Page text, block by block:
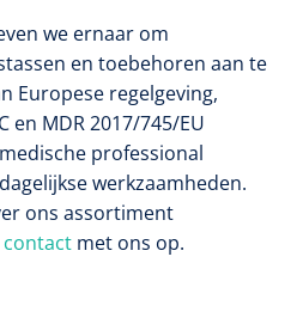
we ernaar om
en toebehoren aan te
Europese regelgeving,
en MDR 2017/745/EU
professional
werkzaamheden.
ons assortiment
contact met ons op.